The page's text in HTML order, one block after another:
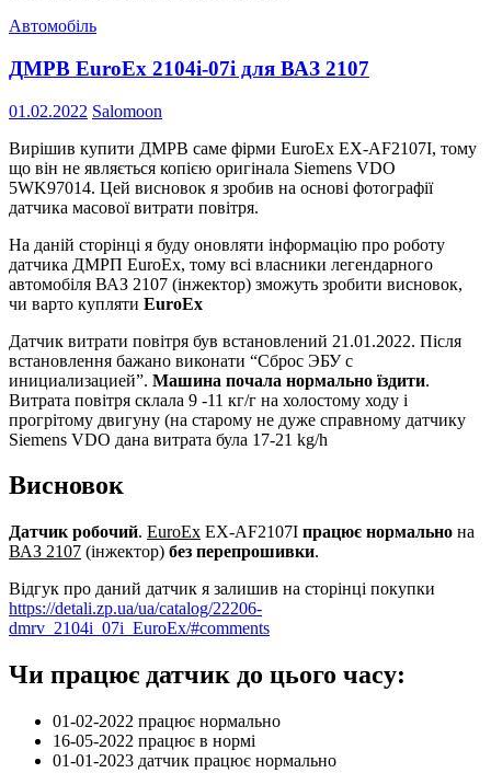
Автомобіль
ДМРВ EuroEx 2104i-07i для ВАЗ 2107
01.02.2022 Salomoon
Вирішив купити ДМРВ саме фірми EuroEx EX-AF2107I, тому
що він не являється копією оригінала Siemens VDO
5WK97014. Цей висновок я зробив на основі фотографії
датчика масової витрати повітря.
На даній сторінці я буду оновляти інформацію про роботу
датчика ДМРП EuroEx, тому всі власники легендарного
автомобіля ВАЗ 2107 (інжектор) зможуть зробити висновок,
чи варто купляти EuroEx
Датчик витрати повітря був встановлений 21.01.2022. Після
встановлення бажано виконати “Сброс ЭБУ с
инициализацией”. Машина почала нормально їздити.
Витрата повітря склала 9 -11 кг/г на холостому ходу і
прогрітому двигуну (на старому не дуже справному датчику
Siemens VDO дана витрата була 17-21 kg/h
Висновок
Датчик робочий. EuroEx EX-AF2107I працює нормально на
ВАЗ 2107 (інжектор) без перепрошивки.
Відгук про даний датчик я залишив на сторінці покупки
https://detali.zp.ua/ua/catalog/22206-
dmrv_2104i_07i_EuroEx/#comments
Чи працює датчик до цього часу:
01-02-2022 працює нормально
16-05-2022 працює в нормі
01-01-2023 датчик працює нормально